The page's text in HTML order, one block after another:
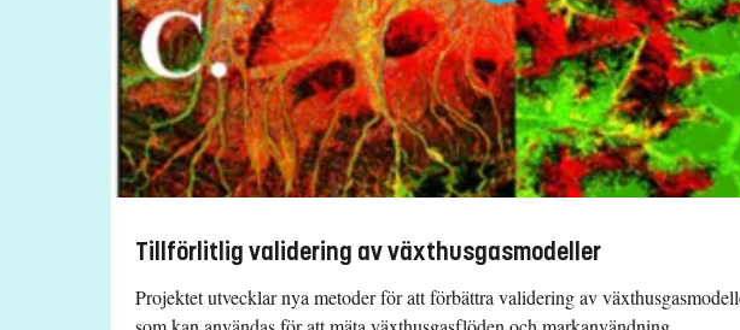
Tillförlitlig validering av växthusgasmodeller
Projektet utvecklar nya metoder för att förbättra validering av